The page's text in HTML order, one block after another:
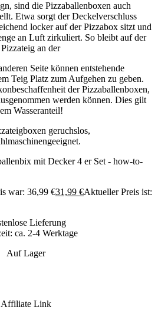
sind die Pizzaballenboxen auch
Etwa sorgt der Deckelverschluss
locker auf der Pizzabox sitzt und
an Luft zirkuliert. So bleibt auf der
an der
Seite können entstehende
Teig Platz zum Aufgehen zu geben.
der Pizzaballenboxen,
werden können. Dies gilt
Wasseranteil!
geruchslos,
war: 36,99 €31,99 €Aktueller Preis ist:
Lieferung
ca. 2-4 Werktage
Auf Lager
Affiliate Link